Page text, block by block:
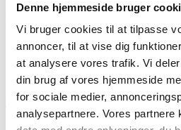
Denne hjemmeside bruger
Vi bruger cookies til at tilpasse
annoncer, til at vise dig
at analysere vores trafik. Vi
din brug af vores hjemmeside
for sociale medier,
analysepartnere. Vores partnere
Drikkeglas
iriserede bægre
SHOWROOM
Hørsholm
VURDERING
DKK 3.200